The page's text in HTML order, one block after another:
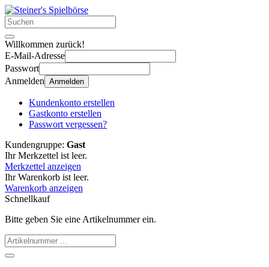
Willkommen zurück!
E-Mail-Adresse
Passwort
Anmelden Anmelden
Kundenkonto erstellen
Gastkonto erstellen
Passwort vergessen?
Kundengruppe: Gast
Ihr Merkzettel ist leer.
Merkzettel anzeigen
Ihr Warenkorb ist leer.
Warenkorb anzeigen
Schnellkauf
Bitte geben Sie eine Artikelnummer ein.